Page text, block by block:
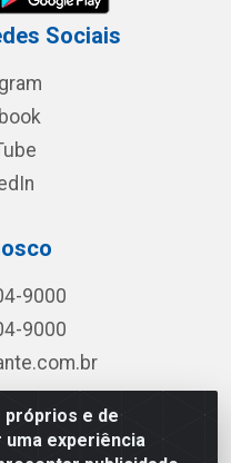
e de
experiência
Sociais
9000
9000
699 - Aviário, Feira de